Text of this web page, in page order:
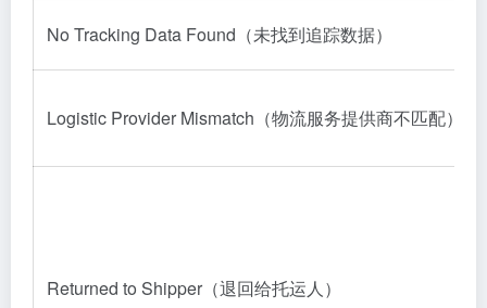
No Tracking Data Found（未找到追踪数据）
Logistic Provider Mismatch（物流服务提供商不匹配）
Returned to Shipper（退回给托运人）